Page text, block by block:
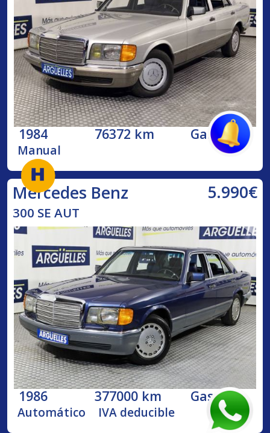
1984 76372 km Gasolina
Manual
Mercedes Benz 5.990€
300 SE AUT
1986 377000 km Gasolina
Automático IVA deducible